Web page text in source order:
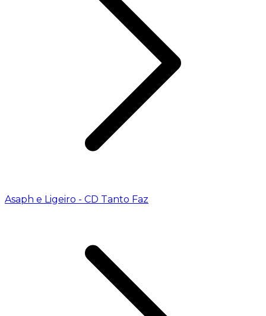
Asaph e Ligeiro - CD Tanto Faz